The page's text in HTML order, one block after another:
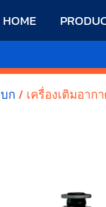
HOME
ก / เครื่องเติมอาก